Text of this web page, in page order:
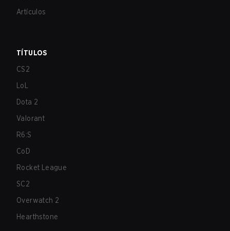
Artículos
TÍTULOS
CS2
LoL
Dota 2
Valorant
R6:S
CoD
Rocket League
SC2
Overwatch 2
Hearthstone